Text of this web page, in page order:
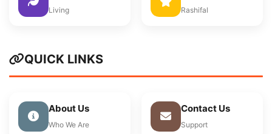
Living Rashifal
QUICK LINKS
About Us
Who We Are
Contact Us
Support